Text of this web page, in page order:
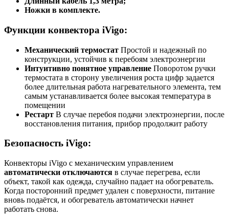
Ножки в комплекте.
Функции конвектора iVigo:
Механический термостат Простой и надежный по
конструкции, устойчив к перебоям электроэнергии
Интуитивно понятное управление Поворотом ручки
термостата в сторону увеличения роста цифр задается
более длительная работа нагревательного элемента, тем
самым устанавливается более высокая температура в
помещении
Рестарт В случае перебоя подачи электроэнергии, после
восстановления питания, прибор продолжит работу
Безопасность iVigo:
Конвекторы iVigo с механическим управлением
автоматически отключаются в случае перегрева, если
объект, такой как одежда, случайно падает на обогреватель.
Когда посторонний предмет удален с поверхности, питание
вновь подаётся, и обогреватель автоматически начнет
работать снова.